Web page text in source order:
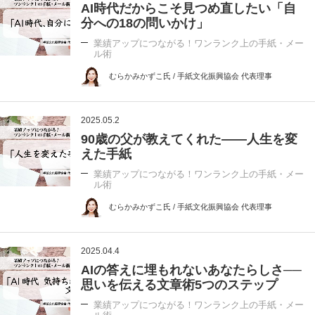
AI時代だからこそ見つめ直したい「自
分への18の問いかけ」
業績アップにつながる！ワンランク上の手紙・メー
ル術
むらかみかずこ氏 / 手紙文化振興協会 代表理事
2025.05.2
90歳の父が教えてくれた――人生を変
えた手紙
業績アップにつながる！ワンランク上の手紙・メー
ル術
むらかみかずこ氏 / 手紙文化振興協会 代表理事
2025.04.4
AIの答えに埋もれないあなたらしさ──
思いを伝える文章術5つのステップ
業績アップにつながる！ワンランク上の手紙・メー